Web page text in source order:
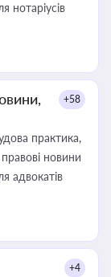
нотаріусів
+58
практика,
новини
адвокатів
+4